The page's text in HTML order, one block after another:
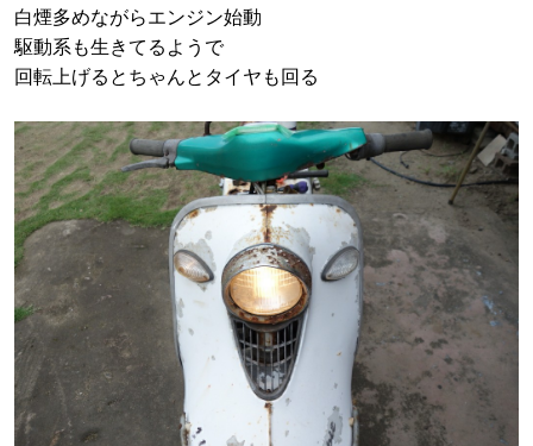
白煙多めながらエンジン始動
駆動系も生きてるようで
回転上げるとちゃんとタイヤも回る